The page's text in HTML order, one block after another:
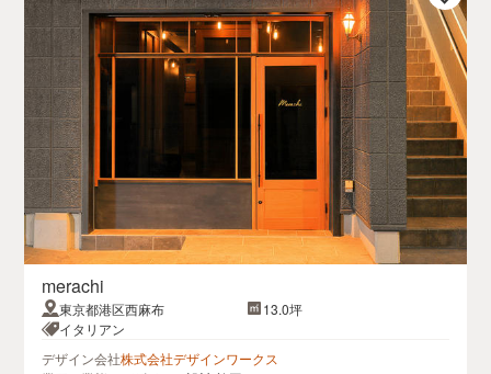
merachi
東京都港区西麻布
13.0坪
イタリアン
デザイン会社株式会社デザインワークス